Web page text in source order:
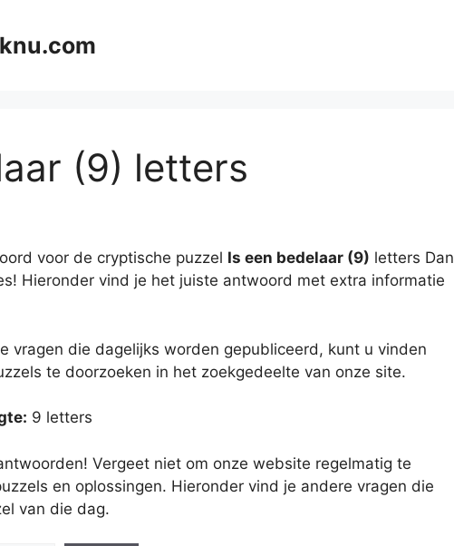
(9) letters
voor de cryptische puzzel Is een bedelaar (9) letters Dan
Hieronder vind je het juiste antwoord met extra informatie
vragen die dagelijks worden gepubliceerd, kunt u vinden
te doorzoeken in het zoekgedeelte van onze site.
9 letters
Vergeet niet om onze website regelmatig te
en oplossingen. Hieronder vind je andere vragen die
van die dag.